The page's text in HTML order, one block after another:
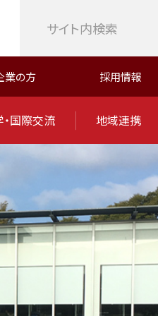
業の方 採用情報
国際交流 地域連携